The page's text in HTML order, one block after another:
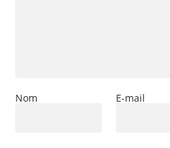
Nom E-mail